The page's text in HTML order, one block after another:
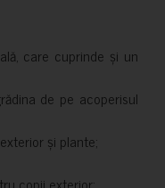
care cuprinde și un
de pe acoperisul
și plante;